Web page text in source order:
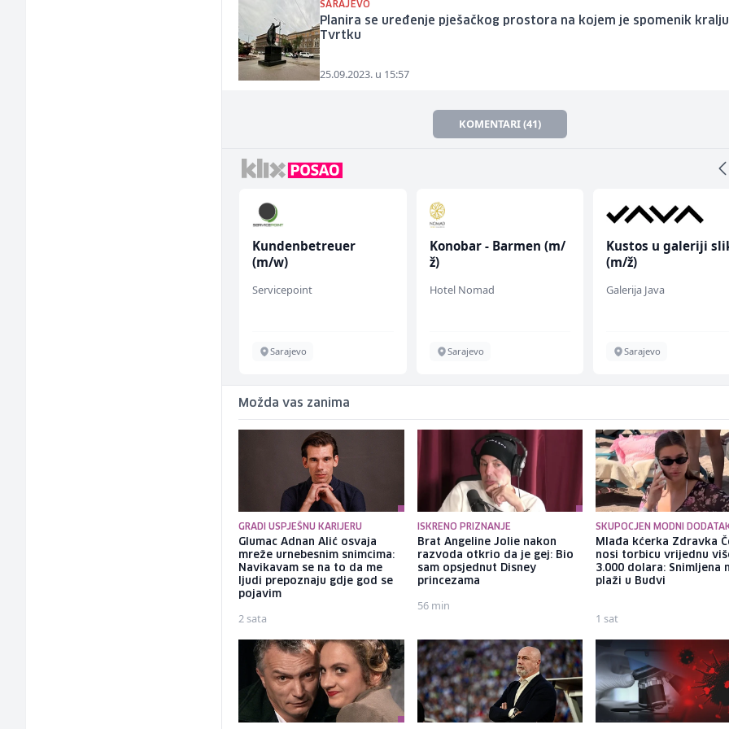
SARAJEVO
Planira se uređenje pješačkog prostora na kojem je spomenik kralju
Tvrtku
25.09.2023. u 15:57
KOMENTARI (41)
Kundenbetreuer
(m/w)
Servicepoint
Sarajevo
Konobar - Barmen (m/
ž)
Hotel Nomad
Sarajevo
Kustos u galeriji
(m/ž)
Galerija Java
Sarajevo
Možda vas zanima
GRADI USPJEŠNU KARIJERU
Glumac Adnan Alić osvaja
mreže urnebesnim snimcima:
Navikavam se na to da me
ljudi prepoznaju gdje god se
pojavim
2 sata
ISKRENO PRIZNANJE
Brat Angeline Jolie nakon
razvoda otkrio da je gej: Bio
sam opsjednut Disney
princezama
56 min
SKUPOCJEN MODNI
Mlađa kćerka Zdravka
nosi torbicu vrijednu
3.000 dolara: Snimljena
plaži u Budvi
1 sat